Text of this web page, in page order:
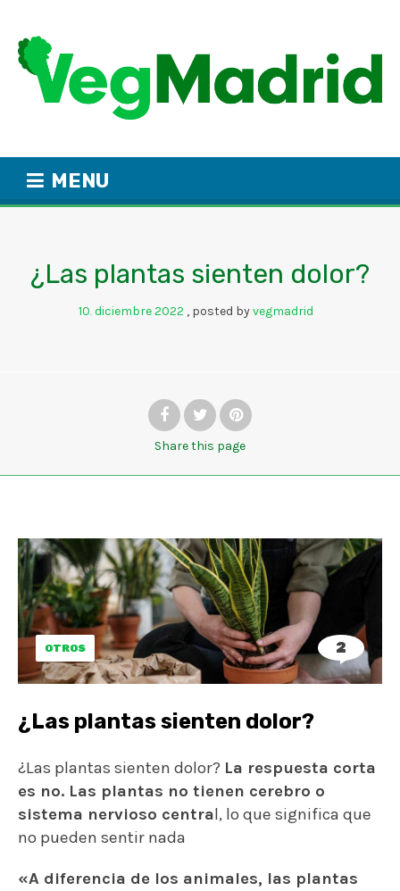
MENU
¿Las plantas sienten dolor?
10. diciembre2022 posted byvegmadrid
Sharethis page
OTROS 2
¿Las plantas sienten dolor?
¿Las plantas sienten dolor? La respuesta corta
es no. Las plantas no tienen cerebro o
sistema nervioso central, lo que significa que
no pueden sentir nada
«A diferencia de los animales, las plantas